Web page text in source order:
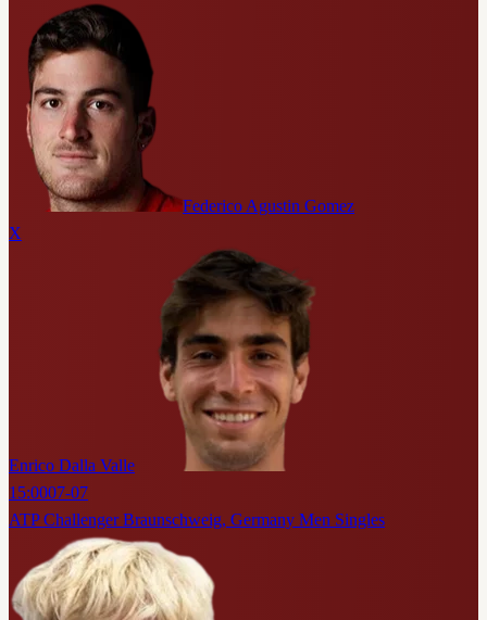
Federico Agustin Gomez
X
Enrico Dalla Valle
15:0007-07
ATP Challenger Braunschweig, Germany Men Singles